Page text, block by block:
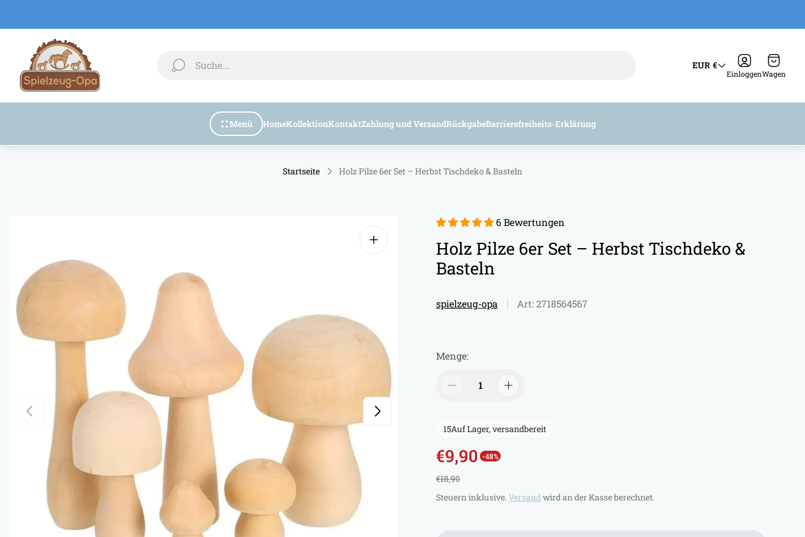
Laden-
Logo"
Suche...
EUR €
Einloggen
des
Wagens.
Wagen
Menü HomeKollektionKontaktZahlung und VersandRückgabeBarrierefreiheits-Erklärung
Startseite Holz Pilze 6er Set – Herbst Tischdeko & Basteln
6 Bewertungen
Holz Pilze 6er Set – Herbst Tischdeko &
Basteln
spielzeug-opa Art: 2718564567
Menge:
15Auf Lager, versandbereit
V
e
€9,90 -48%
R
e
€18,90
Steuern inklusive.Versandwird an der Kasse berechnet.